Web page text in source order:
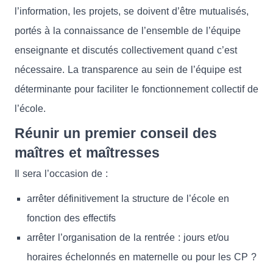
l’information, les projets, se doivent d’être mutualisés,
portés à la connaissance de l’ensemble de l’équipe
enseignante et discutés collectivement quand c’est
nécessaire. La transparence au sein de l’équipe est
déterminante pour faciliter le fonctionnement collectif de
l’école.
Réunir un premier conseil des
maîtres et maîtresses
Il sera l’occasion de :
arrêter définitivement la structure de l’école en
fonction des effectifs
arrêter l’organisation de la rentrée : jours et/ou
horaires échelonnés en maternelle ou pour les CP ?